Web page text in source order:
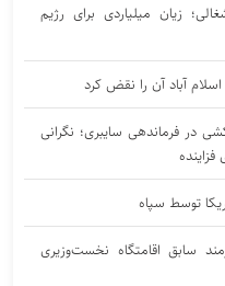
زیان میلیاردی برای رژیم
آباد آن را نقض کرد
در فرماندهی سایبری؛ نگرانی
توسط سپاه
سابق اقامتگاه نخست‌وزیری